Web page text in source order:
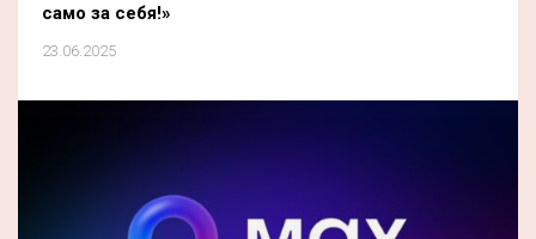
само за себя!»
23.06.2025